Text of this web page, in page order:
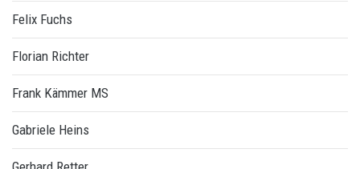
Felix Fuchs
Florian Richter
Frank Kämmer MS
Gabriele Heins